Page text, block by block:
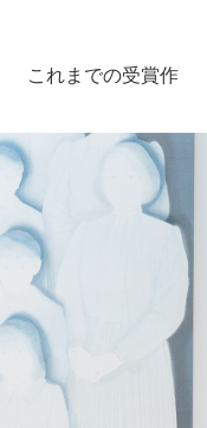
これまでの受賞作